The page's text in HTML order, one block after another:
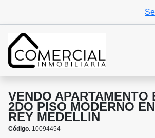
VENDO APARTAMENTO
2DO PISO MODERNO
REY MEDELLIN
Código. 10094454